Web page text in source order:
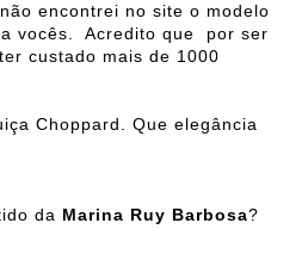
encontrei no site o modelo
vocês. Acredito que por ser
custado mais de 1000
Choppard. Que elegância
da Marina Ruy Barbosa?